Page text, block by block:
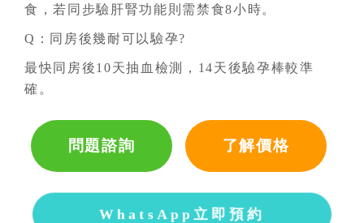
食，若同步驗肝腎功能則需禁食8小時。
Q：同房後幾耐可以驗孕?
最快同房後10天抽血檢測，14天後驗孕棒較準
確。
問題諮詢 了解價格
WhatsApp立即預約